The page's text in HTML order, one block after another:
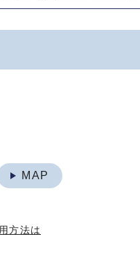
MAP
方法は